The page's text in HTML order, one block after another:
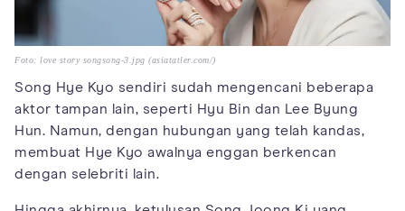
Foto: love story songsong-3.jpg (asiatatler.com/)
Song Hye Kyo sendiri sudah mengencani beberapa
aktor tampan lain, seperti Hyu Bin dan Lee Byung
Hun. Namun, dengan hubungan yang telah kandas,
membuat Hye Kyo awalnya enggan berkencan
dengan selebriti lain.